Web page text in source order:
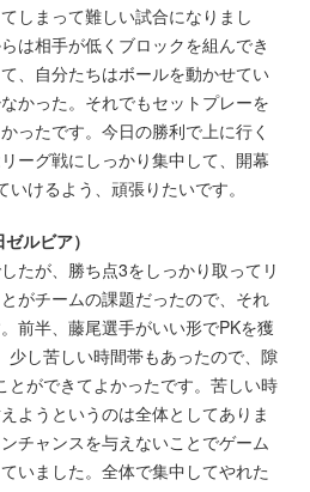
しまって難しい試合になりまし
は相手が低くブロックを組んでき
、自分たちはボールを動かせてい
かった。それでもセットプレーを
ったです。今日の勝利で上に行く
ーグ戦にしっかり集中して、開幕
けるよう、頑張りたいです。
ルビア）
たが、勝ち点3をしっかり取ってリ
がチームの課題だったので、それ
前半、藤尾選手がいい形でPKを獲
少し苦しい時間帯もあったので、隙
とができてよかったです。苦しい時
ようというのは全体としてありま
チャンスを与えないことでゲーム
いました。全体で集中してやれた